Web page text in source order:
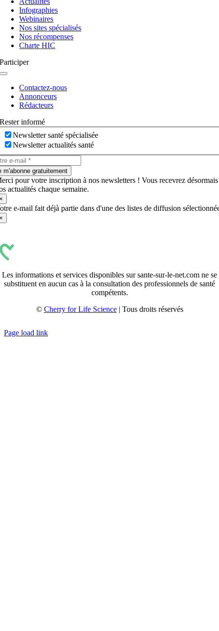
bascule
Infographies
Webinaires
Nos sites spécialisés
Nos récompenses
Charte HIC
Participer
Navigation
basculeContactez-nous
Annonceurs
Rédacteurs
Rester informé
Newsletter santé spécialisée
Newsletter actualités santé
m'abonne gratuitement
pour votre inscription à nos newsletters ! Vous recevrez désormais
actualités chaque semaine.
e-mail fait déjà partie dans d'une des listes de diffusion
Les informations et services disponibles sur sante-sur-le-net.com ne se
substituent en aucun cas à la consultation des professionnels de santé
compétents.
© Cherry for Life Science| Tous droits réservés
Page load link